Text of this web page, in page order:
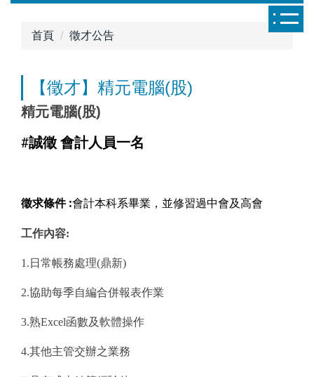
首頁 徵才公告
【徵才】精元電腦(股)
精元電腦(股)
#誠徵 會計人員一名
徵求條件 :會計本科系畢業， 並修習過中會及高會
工作內容:
1.日常帳務處理(鼎新)
2.協助每季自編合併報表作業
3.熟Excel函數及軟體操作
4.其他主管交辦之業務